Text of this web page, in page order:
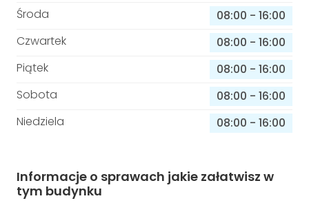
Środa
08:00 - 16:00
Czwartek
08:00 - 16:00
Piątek
08:00 - 16:00
Sobota
08:00 - 16:00
Niedziela
08:00 - 16:00
Informacje o sprawach jakie załatwisz w
tym budynku